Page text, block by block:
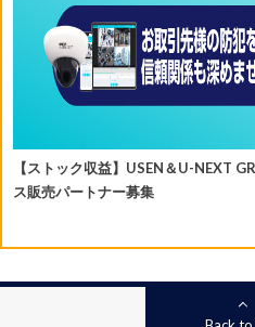
【ストック収益】USEN＆U-NEXT
ス販売パートナー募集